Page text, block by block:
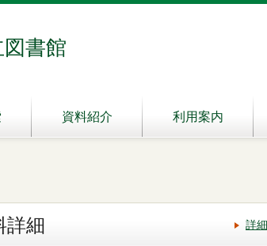
書館
資料紹介 利用案内
詳細 詳